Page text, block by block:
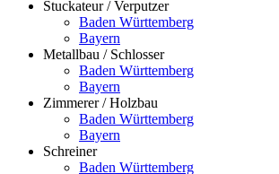
Stuckateur / Verputzer
Baden Württemberg
Bayern
Metallbau / Schlosser
Baden Württemberg
Bayern
Zimmerer / Holzbau
Baden Württemberg
Bayern
Schreiner
Baden Württemberg